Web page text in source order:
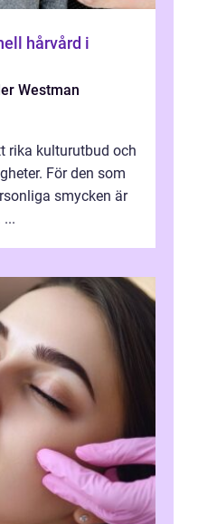
Westman
rika kulturutbud och
För den som
smycken är